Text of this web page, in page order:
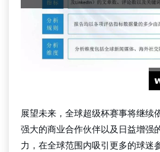
展望未来，全球超级杯赛事将继续
强大的商业合作伙伴以及日益增强
力，在全球范围内吸引更多的球迷